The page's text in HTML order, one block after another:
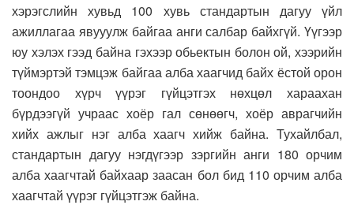
хэрэгслийн хувьд 100 хувь стандартын дагуу үйл
ажиллагаа явууулж байгаа анги салбар байхгүй. Үүгээр
юу хэлэх гээд байна гэхээр обьектын болон ой, хээрийн
түймэртэй тэмцэж байгаа алба хаагчид байх ёстой орон
тоондоо хүрч үүрэг гүйцэтгэх нөхцөл хараахан
бүрдээгүй учраас хоёр гал сөнөөгч, хоёр аврагчийн
хийх ажлыг нэг алба хаагч хийж байна. Тухайлбал,
стандартын дагуу нэгдүгээр зэргийн анги 180 орчим
алба хаагчтай байхаар заасан бол бид 110 орчим алба
хаагчтай үүрэг гүйцэтгэж байна.